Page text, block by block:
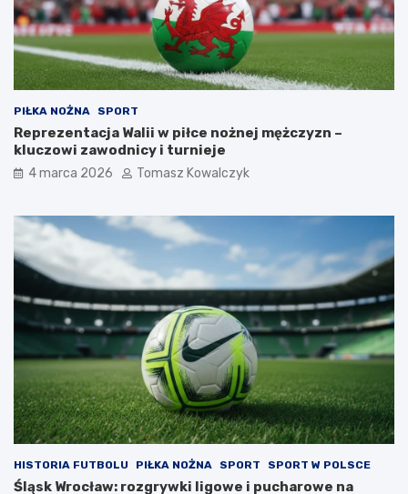
PIŁKA NOŻNA SPORT
Reprezentacja Walii w piłce nożnej mężczyzn –
kluczowi zawodnicy i turnieje
4 marca 2026 Tomasz Kowalczyk
HISTORIA FUTBOLU PIŁKA NOŻNA SPORT SPORT W POLSCE
Śląsk Wrocław: rozgrywki ligowe i pucharowe na